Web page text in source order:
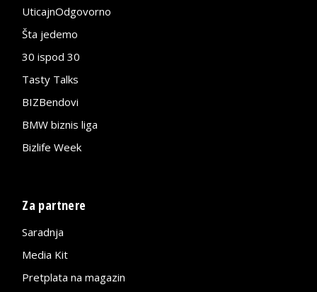
UticajnOdgovorno
Šta jedemo
30 ispod 30
Tasty Talks
BIZBendovi
BMW biznis liga
Bizlife Week
Za partnere
Saradnja
Media Kit
Pretplata na magazin